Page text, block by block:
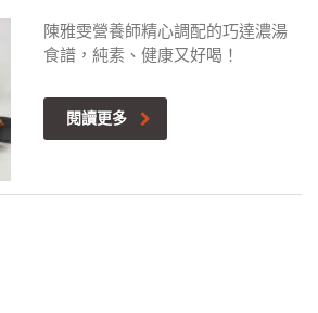
陳雅雯營養師精心調配的巧達濃湯
食譜，純素、健康又好喝！
閱讀更多